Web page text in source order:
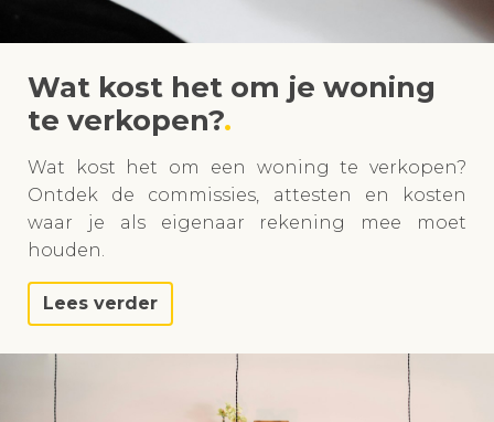
Wat kost het om je woning
te verkopen?
Wat kost het om een woning te verkopen?
Ontdek de commissies, attesten en kosten
waar je als eigenaar rekening mee moet
houden.
Lees verder